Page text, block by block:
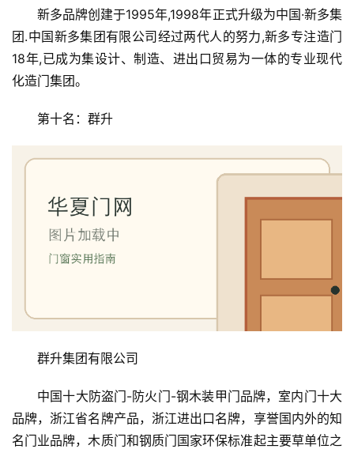
新多品牌创建于1995年,1998年正式升级为中国·新多集
团.中国新多集团有限公司经过两代人的努力,新多专注造门
18年,已成为集设计、制造、进出口贸易为一体的专业现代
化造门集团。
第十名：群升
群升集团有限公司
中国十大防盗门-防火门-钢木装甲门品牌，室内门十大
品牌，浙江省名牌产品，浙江进出口名牌，享誉国内外的知
名门业品牌，木质门和钢质门国家环保标准起主要草单位之